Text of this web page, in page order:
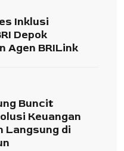
Inklusi
Depok
Agen BRILink
Buncit
Keuangan
Langsung di